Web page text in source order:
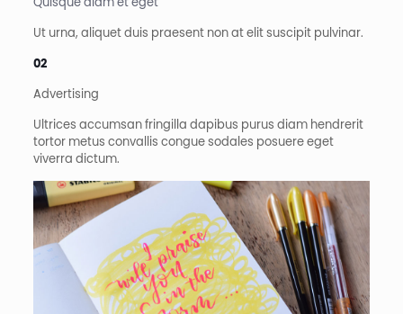
Ut urna, aliquet duis praesent non at elit suscipit pulvinar.
02
Advertising​
Ultrices accumsan fringilla dapibus purus diam hendrerit
tortor metus convallis congue sodales posuere eget
viverra dictum.